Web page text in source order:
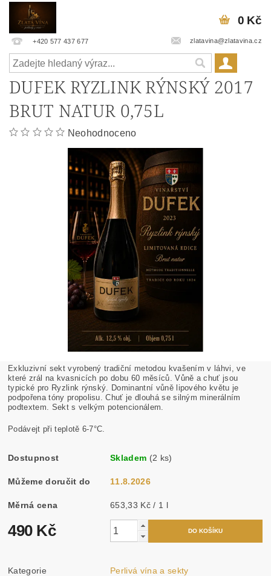
+420 577 437 677 zlatavina@zlatavina.cz
0 Kč
DUFEK RYZLINK RÝNSKÝ 2017
BRUT NATUR 0,75L
Neohodnoceno
Exkluzivní sekt vyrobený tradiční metodou kvašením v láhvi, ve
které zrál na kvasnicích po dobu 60 měsíců. Vůně a chuť jsou
typické pro Ryzlink rýnský. Dominantní vůně lipového květu je
podpořena tóny propolisu. Chuť je dlouhá se silným minerálním
podtextem. Sekt s velkým potencionálem.
Podávejt při teplotě 6-7°C.
Dostupnost Skladem (2 ks)
Můžeme doručit do 11.8.2026
Měrná cena 653,33 Kč / 1 l
490 Kč
Kategorie Perlivá vína a sekty